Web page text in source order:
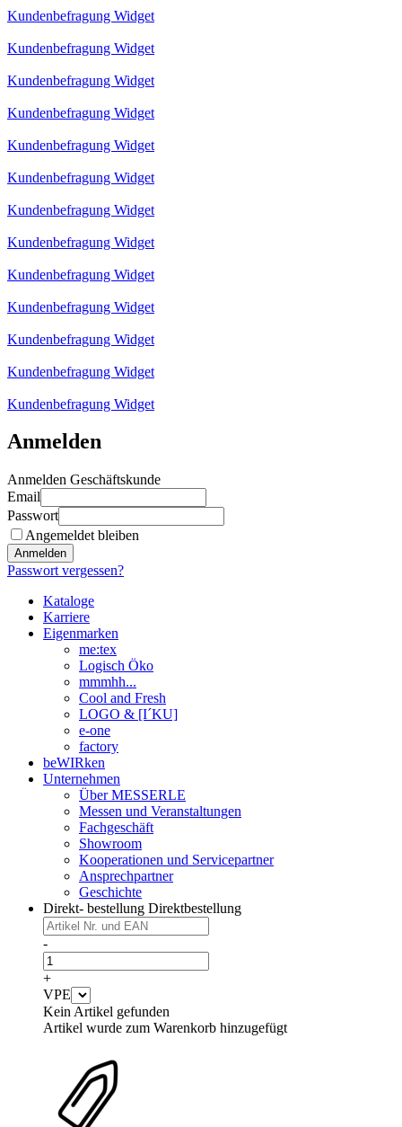
Kundenbefragung Widget
Kundenbefragung Widget
Kundenbefragung Widget
Kundenbefragung Widget
Kundenbefragung Widget
Kundenbefragung Widget
Kundenbefragung Widget
Kundenbefragung Widget
Kundenbefragung Widget
Kundenbefragung Widget
Kundenbefragung Widget
Kundenbefragung Widget
Kundenbefragung Widget
Anmelden
Anmelden Geschäftskunde
Email
Passwort
Angemeldet bleiben
Anmelden
Passwort vergessen?
Kataloge
Karriere
Eigenmarken
me:tex
Logisch Öko
mmmhh...
Cool and Fresh
LOGO & [I´KU]
e-one
factory
beWIRken
Unternehmen
Über MESSERLE
Messen und Veranstaltungen
Fachgeschäft
Showroom
Kooperationen und Servicepartner
Ansprechpartner
Geschichte
Direkt- bestellung Direktbestellung
-
+
VPE
Kein Artikel gefunden
Artikel wurde zum Warenkorb hinzugefügt